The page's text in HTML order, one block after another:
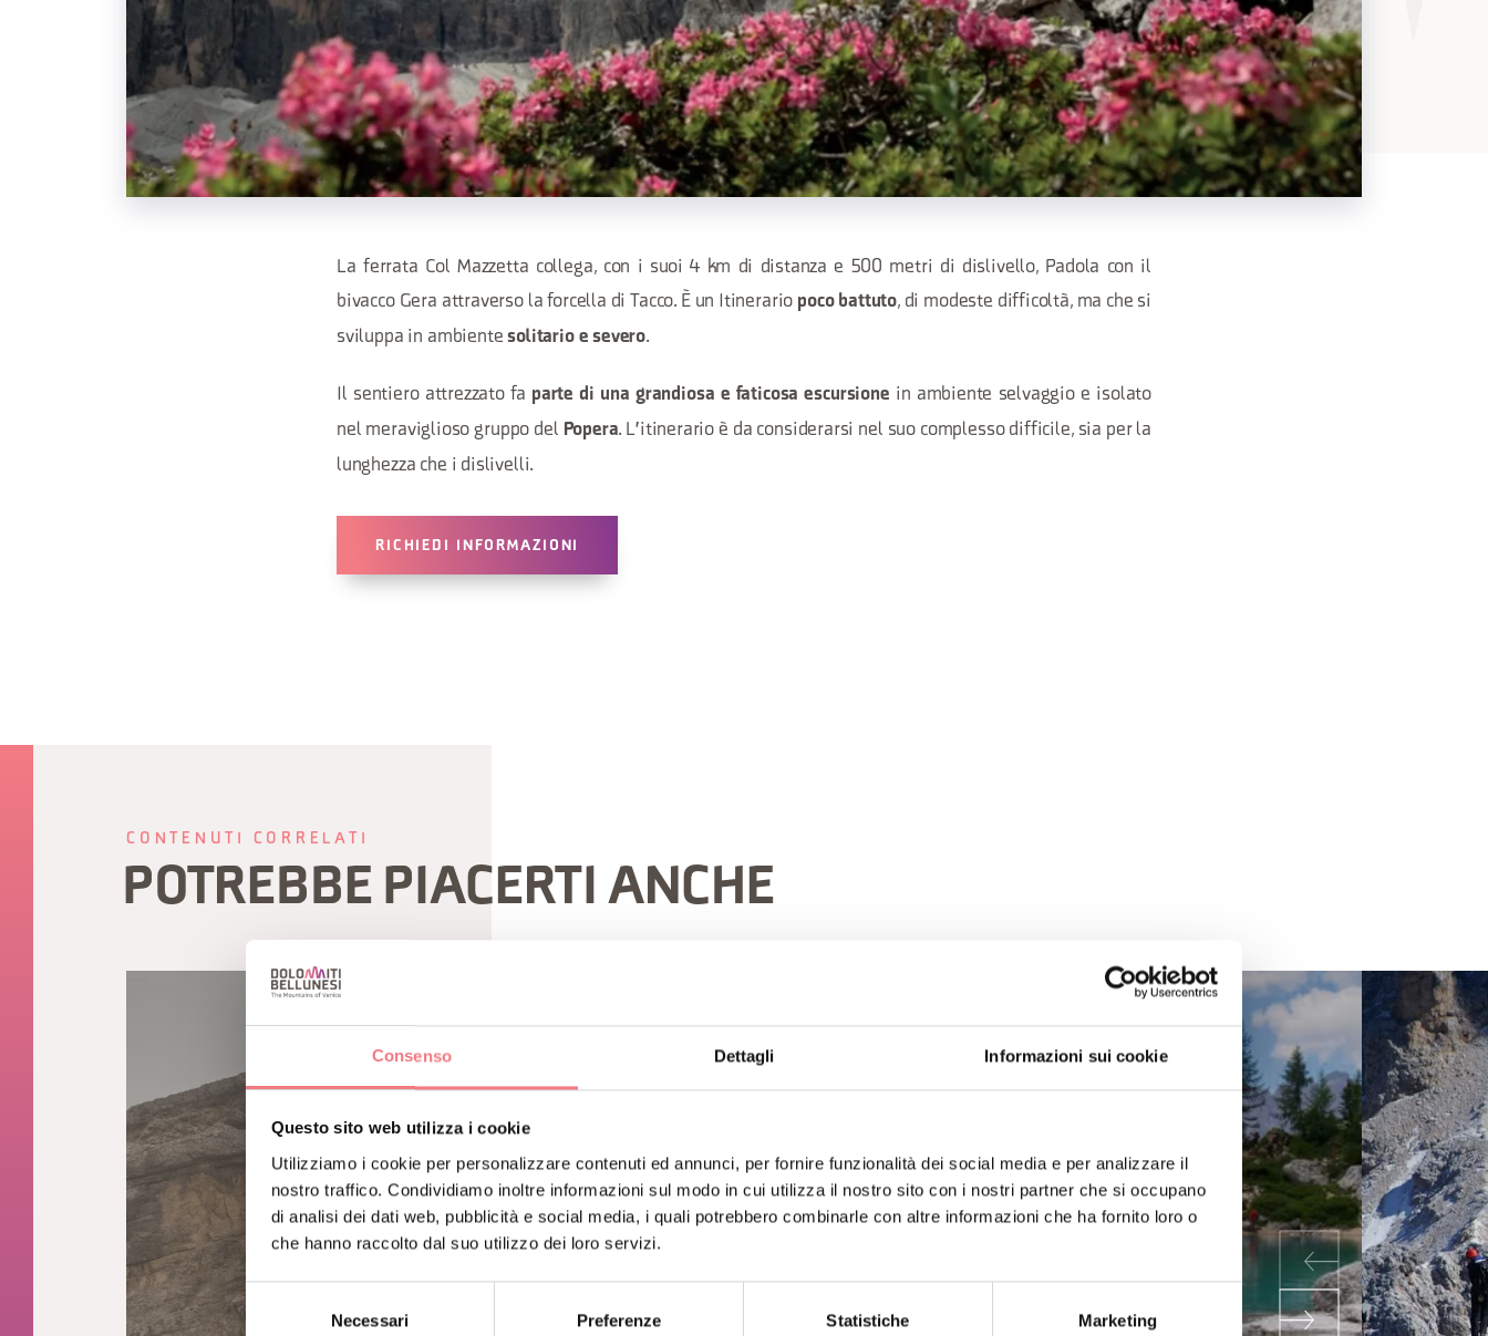
Consenso Dettagli Informazioni sui cookie
Questo sito web utilizza i cookie
Utilizziamo i cookie per personalizzare contenuti ed annunci, per fornire funzionalità dei social media e per analizzare il
nostro traffico. Condividiamo inoltre informazioni sul modo in cui utilizza il nostro sito con i nostri partner che si occupano
di analisi dei dati web, pubblicità e social media, i quali potrebbero combinarle con altre informazioni che ha fornito loro o
che hanno raccolto dal suo utilizzo dei loro servizi.
Necessari Preferenze Statistiche Marketing
La ferrata Col Mazzetta collega, con i suoi 4 km di distanza e 500 metri di dislivello, Padola con il
bivacco Gera attraverso la forcella di Tacco. È un Itinerario poco battuto, di modeste difficoltà, ma che si
sviluppa in ambientesolitario e severo.
Il sentiero attrezzato fa parte di una grandiosa e faticosa escursione in ambiente selvaggio e isolato
nel meraviglioso gruppo del Popera. L'itinerario è da considerarsi nel suo complesso difficile, sia per la
lunghezza che i dislivelli.
RICHIEDI INFORMAZIONI
CONTENUTI CORRELATI
POTREBBE PIACERTI ANCHE